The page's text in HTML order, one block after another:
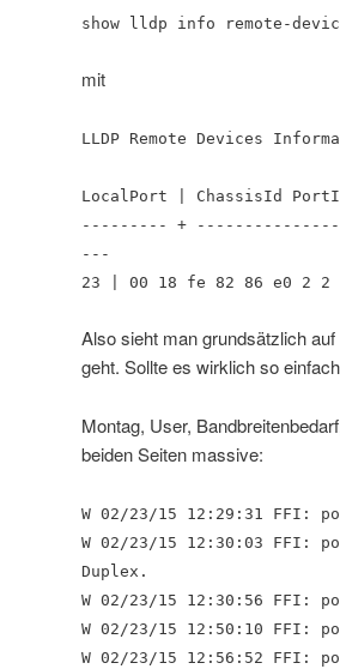
show lldp info remote-
mit
LLDP Remote Devices
LocalPort | ChassisId PortId
--------- +
---
23 | 00 18 fe 82 86 e0 2 2
Also sieht man grundsätzlich
geht. Sollte es wirklich so
Montag, User,
beiden Seiten massive:
W 02/23/15 12:29:31 FFI:
W 02/23/15 12:30:03 FFI:
Duplex.
W 02/23/15 12:30:56 FFI:
W 02/23/15 12:50:10 FFI:
W 02/23/15 12:56:52 FFI: